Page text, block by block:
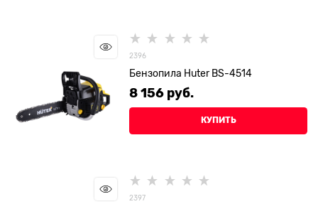
2396
Бензопила Huter BS-4514
8 156 руб.
КУПИТЬ
2397